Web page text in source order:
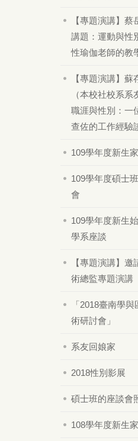
【專題演講】蔡
講題：運動與性
性瑜伽老師的教
【專題演講】蘇
（本校社校系系
職涯與性別：一
查佐的工作經驗
109學年度新生
109學年度碩士
會
109學年度新生
學系座談
【專題演講】邀
術總監專題演講
「2018臺南學
術研討會」
系友回娘家
2018性別影展
碩士班的座談會
108學年度新生